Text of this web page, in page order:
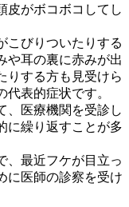
皮がボコボコしてし
こびりついたりする
や耳の裏に赤みが出
りする方も見受けら
表的症状です。
、医療機関を受診し
に繰り返すことが多
、最近フケが目立っ
に医師の診察を受け